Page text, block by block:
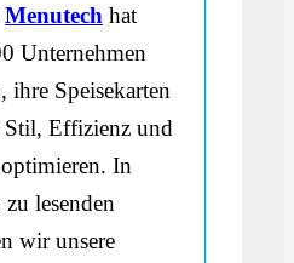
Menutech hat
Unternehmen
ihre Speisekarten
Effizienz und
In
lesenden
wir unsere